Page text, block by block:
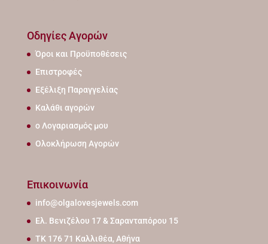
Οδηγίες Αγορών
Όροι και Προϋποθέσεις
Επιστροφές
Εξέλιξη Παραγγελίας
Καλάθι αγορών
ο Λογαριασμός μου
Ολοκλήρωση Αγορών
Επικοινωνία
info@olgalovesjewels.com
Ελ. Βενιζέλου 17 & Σαρανταπόρου 15
ΤΚ 176 71 Καλλιθέα, Αθήνα